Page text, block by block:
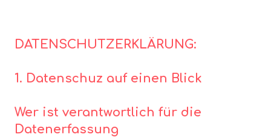
DATENSCHUTZERKLÄRUNG:
1. Datenschuz auf einen Blick
Wer ist verantwortlich für die
Datenerfassung